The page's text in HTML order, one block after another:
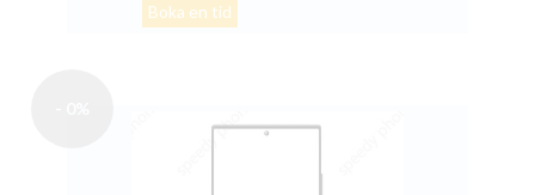
Boka en tid